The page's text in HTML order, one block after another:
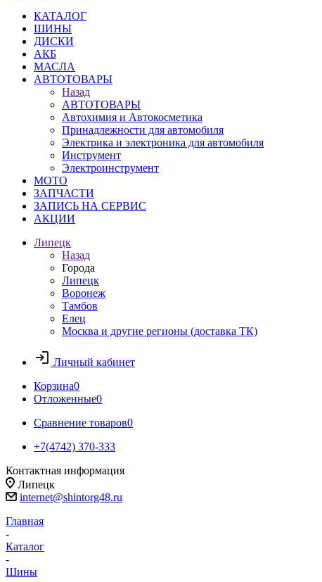
КАТАЛОГ
ШИНЫ
ДИСКИ
АКБ
МАСЛА
АВТОТОВАРЫ
Назад
АВТОТОВАРЫ
Автохимия и Автокосметика
Принадлежности для автомобиля
Электрика и электроника для автомобиля
Инструмент
Электроинструмент
МОТО
ЗАПЧАСТИ
ЗАПИСЬ НА СЕРВИС
АКЦИИ
Липецк
Назад
Города
Липецк
Воронеж
Тамбов
Елец
Москва и другие регионы (доставка ТК)
Личный кабинет
Корзина0
Отложенные0
Сравнение товаров0
+7(4742) 370-333
Контактная информация
Липецк
internet@shintorg48.ru
Главная
-
Каталог
-
Шины